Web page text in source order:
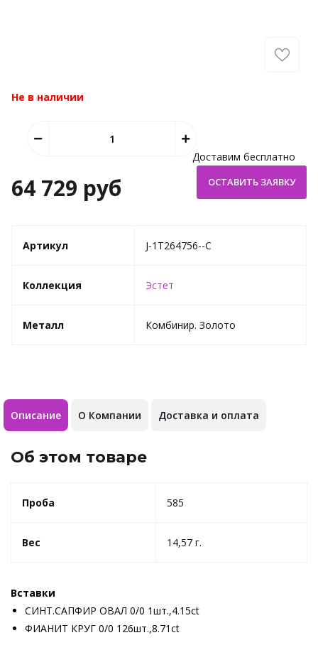
Не в наличии
64 729 руб
Доставим бесплатно
Артикул J-1Т264756--C
Коллекция Эстет
Металл Комбинир. Золото
Описание О Компании Доставка и оплата
Об этом товаре
Проба 585
Вес 14,57 г.
Вставки
СИНТ.САПФИР ОВАЛ 0/0 1шт.,4.15ct
ФИАНИТ КРУГ 0/0 126шт.,8.71ct